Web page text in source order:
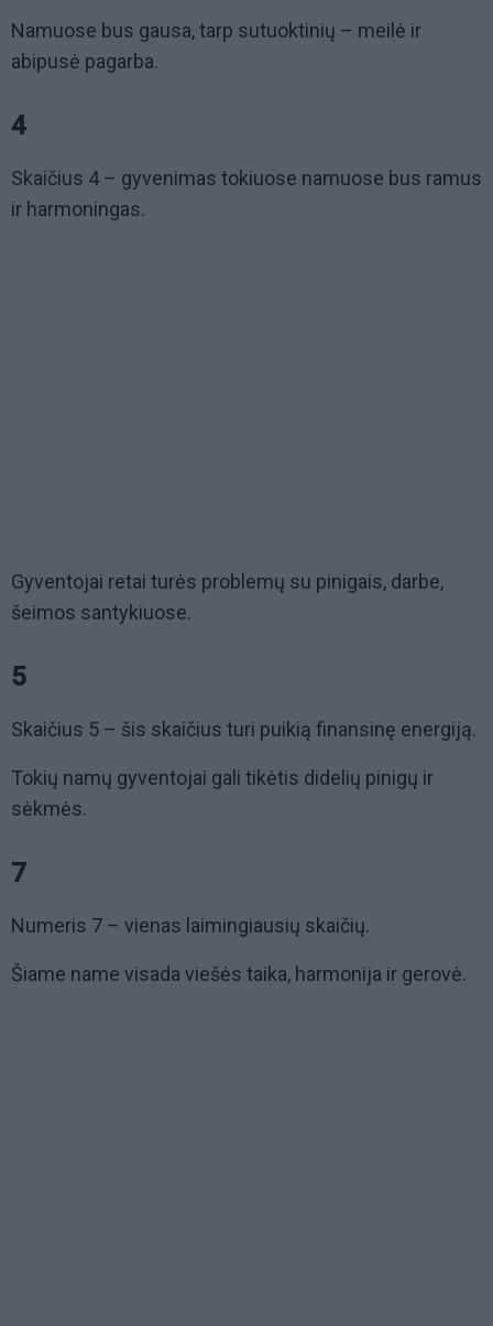
Namuose bus gausa, tarp sutuoktinių – meilė ir
abipusė pagarba.
4
Skaičius 4 – gyvenimas tokiuose namuose bus ramus
ir harmoningas.
Gyventojai retai turės problemų su pinigais, darbe,
šeimos santykiuose.
5
Skaičius 5 – šis skaičius turi puikią finansinę energiją.
Tokių namų gyventojai gali tikėtis didelių pinigų ir
sėkmės.
7
Numeris 7 – vienas laimingiausių skaičių.
Šiame name visada viešės taika, harmonija ir gerovė.